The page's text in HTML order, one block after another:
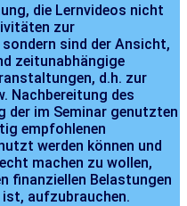
die Lernvideos nicht
zur
sind der Ansicht,
zeitunabhängige
d.h. zur
Nachbereitung des
der im Seminar genutzten
empfohlenen
werden können und
machen zu wollen,
finanziellen Belastungen
aufzubrauchen.